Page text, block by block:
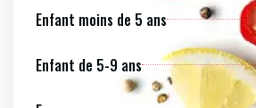
Enfant moins de 5 ans
Enfant de 5-9 ans